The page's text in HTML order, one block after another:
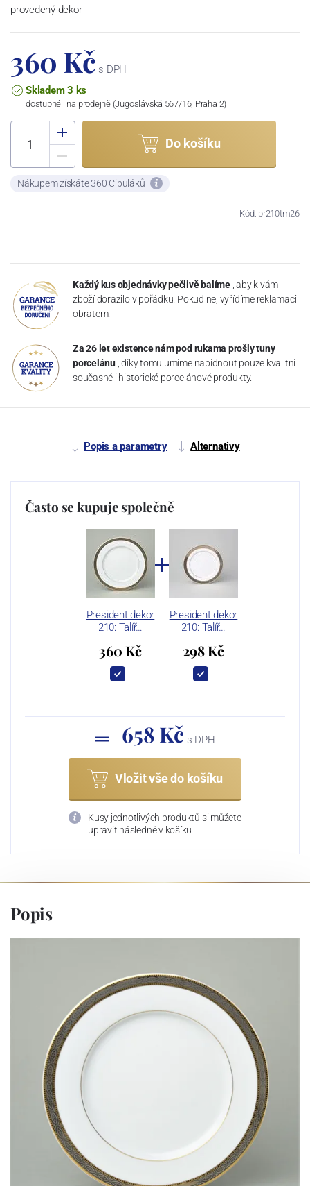
provedený dekor
360 Kč s DPH
Skladem 3 ks
dostupné i na prodejně (Jugoslávská 567/16, Praha 2)
Do košíku
Nákupem získáte 360 Cibuláků
Kód: pr210tm26
Každý kus objednávky pečlivě balíme , aby k vám
zboží dorazilo v pořádku. Pokud ne, vyřídíme reklamaci
obratem.
Za 26 let existence nám pod rukama prošly tuny
porcelánu , díky tomu umíme nabídnout pouze kvalitní
současné i historické porcelánové produkty.
Popis a parametry Alternativy
Často se kupuje společně
President dekor
210: Talíř…
360 Kč
President dekor
210: Talíř…
298 Kč
658 Kč s DPH
Vložit vše do košíku
Kusy jednotlivých produktů si můžete
upravit následně v košíku
Popis